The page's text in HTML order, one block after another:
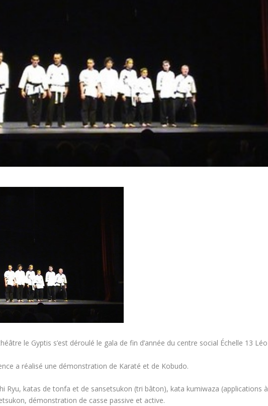
le Gyptis s’est déroulé le gala de fin d’année du centre social Échelle 13 Léo
a réalisé une démonstration de Karaté et de Kobudo.
Ryu, katas de tonfa et de sansetsukon (tri bâton), kata kumiwaza (applications à
démonstration de casse passive et active.